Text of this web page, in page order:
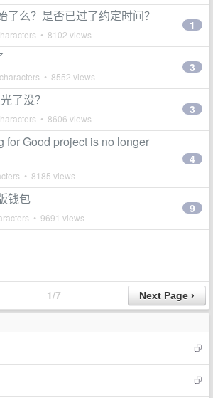
了么？是否已过了约定时间？
• 8102 views
1
• 8552 views
3
了没？
• 8606 views
3
for Good project is no longer
• 8185 views
4
钱包
• 9691 views
9
1/7